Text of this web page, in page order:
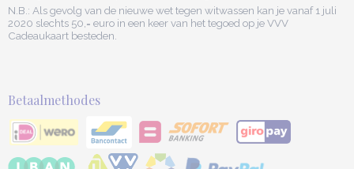
N.B.: Als gevolg van de nieuwe wet tegen witwassen kan je vanaf 1 juli
2020 slechts 50,= euro in een keer van het tegoed op je VVV
Cadeaukaart besteden.
Betaalmethodes